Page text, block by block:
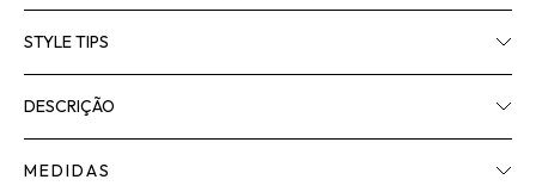
STYLE TIPS
DESCRIÇÃO
MEDIDAS